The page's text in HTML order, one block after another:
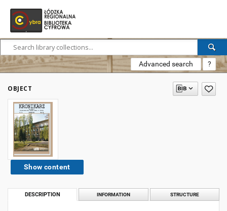
Advanced search ?
OBJECT
Show content
DESCRIPTION INFORMATION STRUCTURE